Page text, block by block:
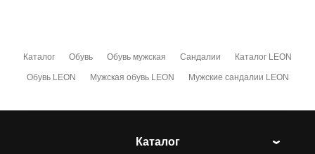
Каталог Обувь Обувь мужская Сандалии Каталог LEON
Обувь LEON Мужская обувь LEON Мужские сандалии LEON
Каталог